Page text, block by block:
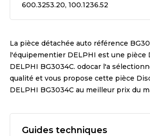
600.3253.20, 100.1236.52
La pièce détachée auto référence
l'équipementier DELPHI est une pièce
DELPHI BG3034C. odocar l'a
qualité et vous propose cette pièce
DELPHI BG3034C au meilleur prix du
Guides techniques